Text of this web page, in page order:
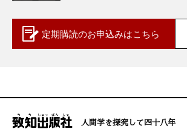
定期購読のお申込みはこちら
人間学を探究して四十八年